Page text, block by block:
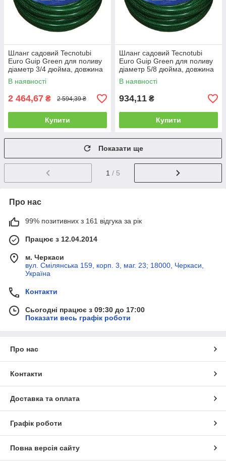
Шланг садовий Tecnotubi
Euro Guip Green для поливу
діаметр 3/4 дюйма, довжина
50 м (EGG 3/4 50)
В наявності
2 464,67 ₴ 2 594,39 ₴
Купити
Шланг садовий Tecnotubi
Euro Guip Green для поливу
діаметр 5/8 дюйма, довжина
25 м (EGG 5/8 25)
В наявності
934,11 ₴
Купити
Показати ще
1 / 5
Про нас
99% позитивних з 161 відгука за рік
Працює з 12.04.2014
м. Черкаси
вул. Смілянська 159, корп. 3, маг. 23; 18000, Черкаси,
Україна
Контакти
Сьогодні працює з 09:30 до 17:00
Показати весь графік роботи
Про нас
Контакти
Доставка та оплата
Графік роботи
Повна версія сайту